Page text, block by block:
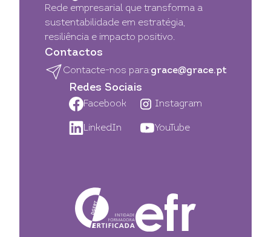
Rede empresarial que transforma a
sustentabilidade em estratégia,
resiliência e impacto positivo.
Contactos
Contacte-nos para:grace@grace.pt
Redes Sociais
Facebook Instagram
LinkedIn YouTube